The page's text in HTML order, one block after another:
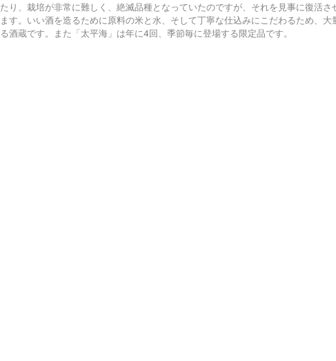
たり、栽培が非常に難しく、絶滅品種となっていたのですが、それを見事に復活
ます。いい酒を造るために原料の米と水、そして丁寧な仕込みにこだわるため、大
る酒蔵です。また「太平海」は年に4回、季節毎に登場する限定品です。